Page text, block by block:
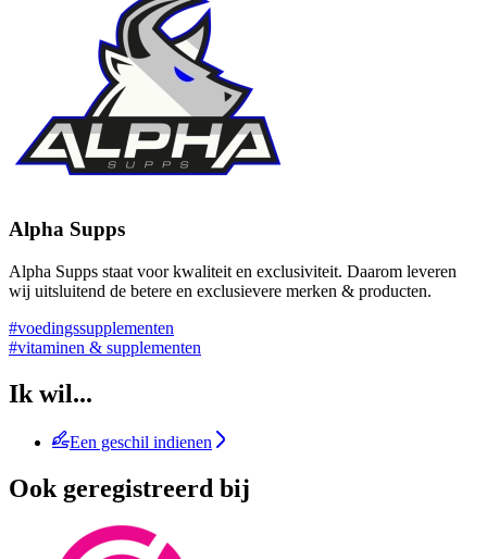
Alpha Supps
Alpha Supps staat voor kwaliteit en exclusiviteit. Daarom leveren
wij uitsluitend de betere en exclusievere merken & producten.
#voedingssupplementen
#vitaminen & supplementen
Ik wil...
Een geschil indienen
Ook geregistreerd bij